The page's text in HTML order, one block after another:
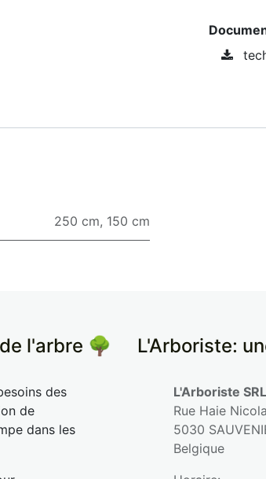
250 cm, 150 cm
l'arbre 🌳 ​L'Arboriste:
des
de
dans les
L'Arboriste SRL
Rue Haie
5030
Belgique